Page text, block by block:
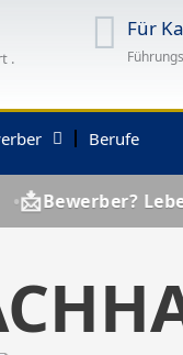
.
Für
Berufe
Lebenslauf